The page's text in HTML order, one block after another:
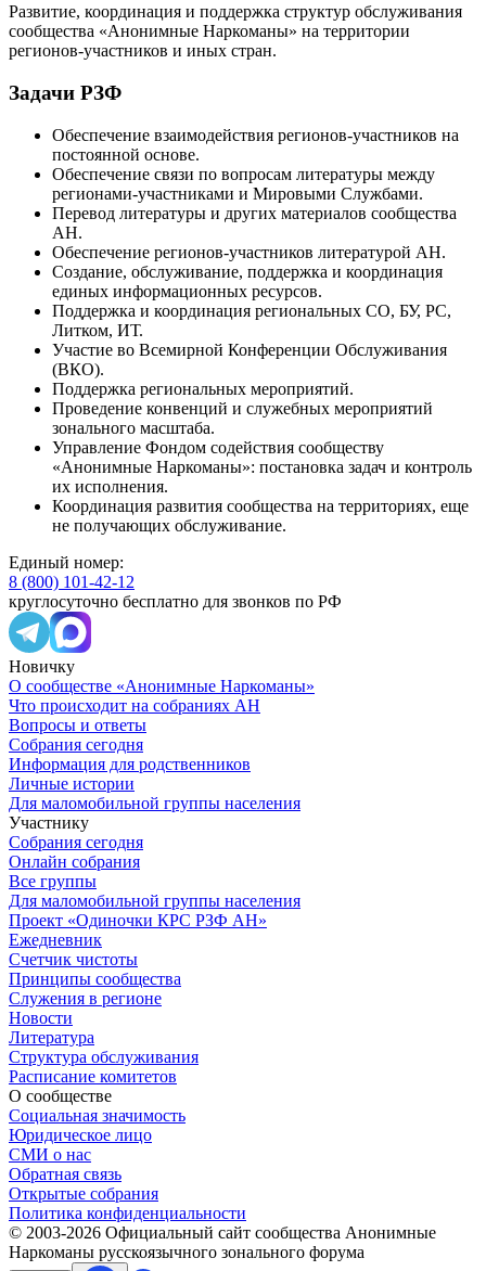
Развитие, координация и поддержка структур обслуживания
сообщества «Анонимные Наркоманы» на территории
регионов-участников и иных стран.
Задачи РЗФ
Обеспечение взаимодействия регионов-участников на
постоянной основе.
Обеспечение связи по вопросам литературы между
регионами-участниками и Мировыми Службами.
Перевод литературы и других материалов сообщества
АН.
Обеспечение регионов-участников литературой АН.
Создание, обслуживание, поддержка и координация
единых информационных ресурсов.
Поддержка и координация региональных СО, БУ, РС,
Литком, ИТ.
Участие во Всемирной Конференции Обслуживания
(ВКО).
Поддержка региональных мероприятий.
Проведение конвенций и служебных мероприятий
зонального масштаба.
Управление Фондом содействия сообществу
«Анонимные Наркоманы»: постановка задач и контроль
их исполнения.
Координация развития сообщества на территориях, еще
не получающих обслуживание.
Единый номер:
8 (800) 101-42-12
круглосуточно бесплатно для звонков по РФ
Новичку
О сообществе «Анонимные Наркоманы»
Что происходит на собраниях АН
Вопросы и ответы
Собрания сегодня
Информация для родственников
Личные истории
Для маломобильной группы населения
Участнику
Собрания сегодня
Онлайн собрания
Все группы
Для маломобильной группы населения
Проект «Одиночки КРС РЗФ АН»
Ежедневник
Счетчик чистоты
Принципы сообщества
Служения в регионе
Новости
Литература
Структура обслуживания
Расписание комитетов
О сообществе
Социальная значимость
Юридическое лицо
СМИ о нас
Обратная связь
Открытые собрания
Политика конфиденциальности
© 2003-2026 Официальный сайт сообщества Анонимные
Наркоманы русскоязычного зонального форума